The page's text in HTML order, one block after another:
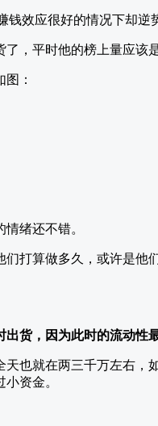
效应很好的情况下却逆
，平时他的榜上量应该
：
绪还不错。
打算做多久，或许是他
出货，因为此时的流动性
也就在两三千万左右，
资金。